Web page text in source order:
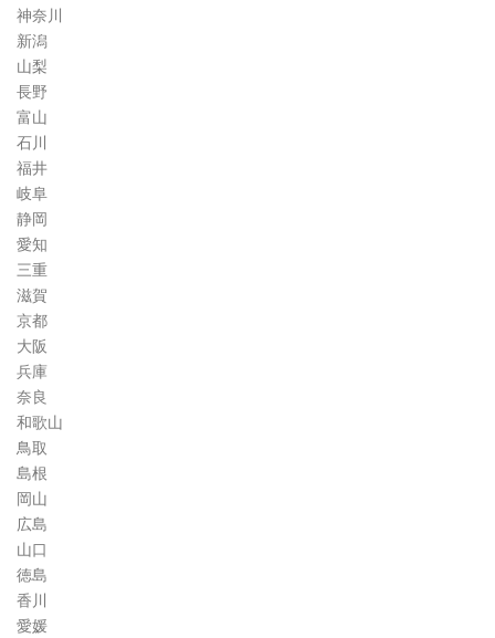
神奈川
新潟
山梨
長野
富山
石川
福井
岐阜
静岡
愛知
三重
滋賀
京都
大阪
兵庫
奈良
和歌山
鳥取
島根
岡山
広島
山口
徳島
香川
愛媛